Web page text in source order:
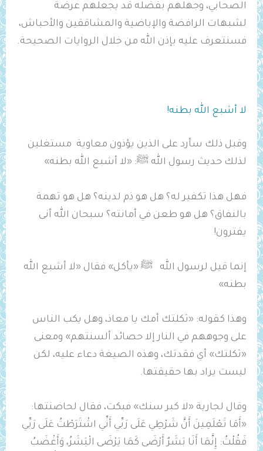
الصحابي، وجهلهم بفضله قد يجعلهم عرضة
لشبهات الرافضة والإباضية والمشاققين والأحباش،
فسنتعرف عليه بإذن الله من خلال الروايات الصحيحة.
لا أشبع الله بطنه!
وقبل ذلك سأرد على الذين يؤذون معاوية مستغلين
لذلك حديث رسول الله ﷺ: «لا أشبع الله بطنه»
فهل هذا تكفير له؟ هل هو ذم لدينه؟ هل هو تهمة
بالنفاق؟ هل هو طعن في أمانته؟ سبحان الله أنى
يفترون!
إنما قيل لرسول الله ﷺ «يأكل» فقال «لا أشبع الله
بطنه»
وهذا كقوله: «‌ثكلتك ‌أمك يا معاذ، وهل يكب الناس
على وجوههم في النار إلا حصائد ألسنتهم» ومعنى
«ثكلتك» أي فقدتك، وهذه الصيغة دعاء عليه، لكن
ليست يراد بها حقيقتها.
وقال لجارية «لا كبر سنك» فبكت، فقال لحاضنتها:
«أَمَا تَعْلَمِينَ أَنَّ شَرْطِي عَلَى رَبِّي أَنِّي اشْتَرَطْتُ عَلَى رَبِّي
فَقُلْتُ: إِنَّمَا أَنَا بَشَرٌ أَرْضَى كَمَا يَرْضَى الْبَشَرُ، وَأَغْضَبُ